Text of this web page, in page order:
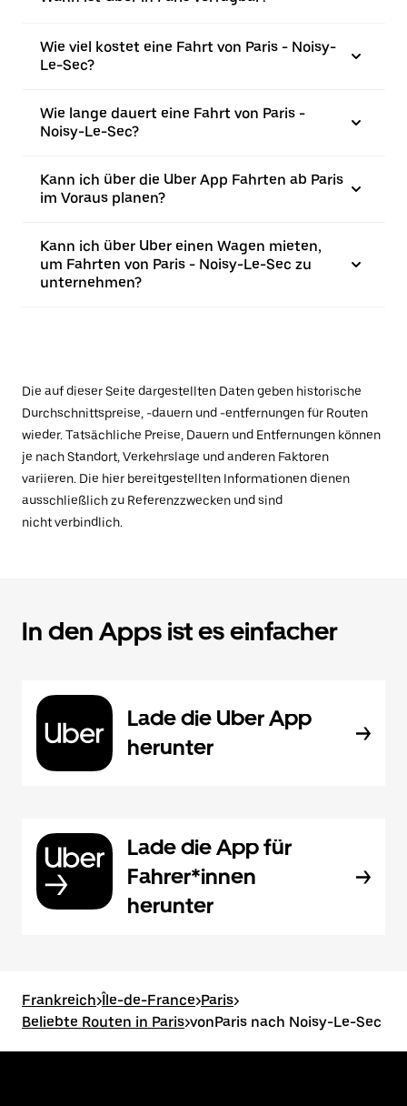
Wie viel kostet eine Fahrt von Paris - Noisy-
Le-Sec?
Wie lange dauert eine Fahrt von Paris -
Noisy-Le-Sec?
Kann ich über die Uber App Fahrten ab Paris
im Voraus planen?
Kann ich über Uber einen Wagen mieten,
um Fahrten von Paris - Noisy-Le-Sec zu
unternehmen?
Die auf dieser Seite dargestellten Daten geben historische
Durchschnittspreise, -dauern und -entfernungen für Routen
wieder. Tatsächliche Preise, Dauern und Entfernungen können
je nach Standort, Verkehrslage und anderen Faktoren
variieren. Die hier bereitgestellten Informationen dienen
ausschließlich zu Referenzzwecken und sind
nicht verbindlich.
In den Apps ist es einfacher
Lade die Uber App
herunter
Lade die App für
Fahrer*innen
herunter
Frankreich>Île-de-France>Paris>
Beliebte Routen in Paris>vonParis nach Noisy-Le-Sec